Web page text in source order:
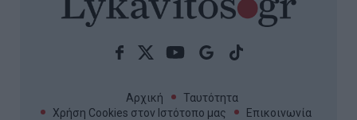
Αρχική
Ταυτότητα
Χρήση Cookies στον Ιστότοπο μας
Επικοινωνία